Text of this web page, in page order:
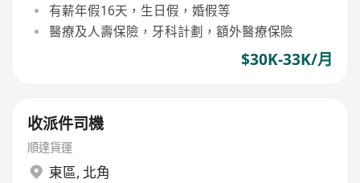
有薪年假16天，生日假，婚假等
醫療及人壽保險，牙科計劃，額外醫療保險
$30K-33K/月
收派件司機
順達貨運
東區, 北角